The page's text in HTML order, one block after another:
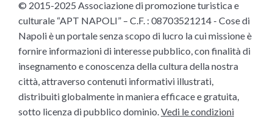
© 2015-2025 Associazione di promozione turistica e
culturale “APT NAPOLI” – C.F. : 08703521214 - Cose di
Napoli è un portale senza scopo di lucro la cui missione è
fornire informazioni di interesse pubblico, con finalità di
insegnamento e conoscenza della cultura della nostra
città, attraverso contenuti informativi illustrati,
distribuiti globalmente in maniera efficace e gratuita,
sotto licenza di pubblico dominio. Vedi le condizioni